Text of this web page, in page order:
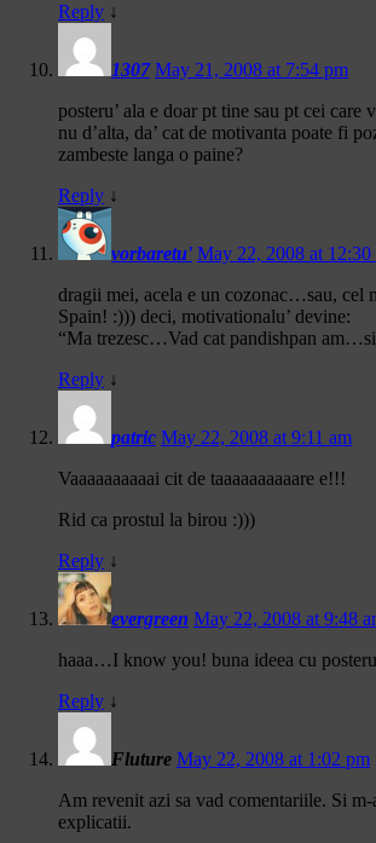
Reply ↓
1307 May 21, 2008 at 7:54 pm
posteru’ ala e doar pt tine sau pt cei care
nu d’alta, da’ cat de motivanta poate fi
zambeste langa o paine?
Reply ↓
vorbaretu' May 22, 2008 at 12:30
dragii mei, acela e un cozonac…sau, cel
Spain! :))) deci, motivationalu’ devine:
“Ma trezesc…Vad cat pandishpan
Reply ↓
patric May 22, 2008 at 9:11 am
Vaaaaaaaaaai cit de taaaaaaaaaare e!!!
Rid ca prostul la birou :)))
Reply ↓
evergreen May 22, 2008 at 9:48
haaa…I know you! buna ideea cu
Reply ↓
Fluture May 22, 2008 at 1:02 pm
Am revenit azi sa vad comentariile. Si m-
explicatii.